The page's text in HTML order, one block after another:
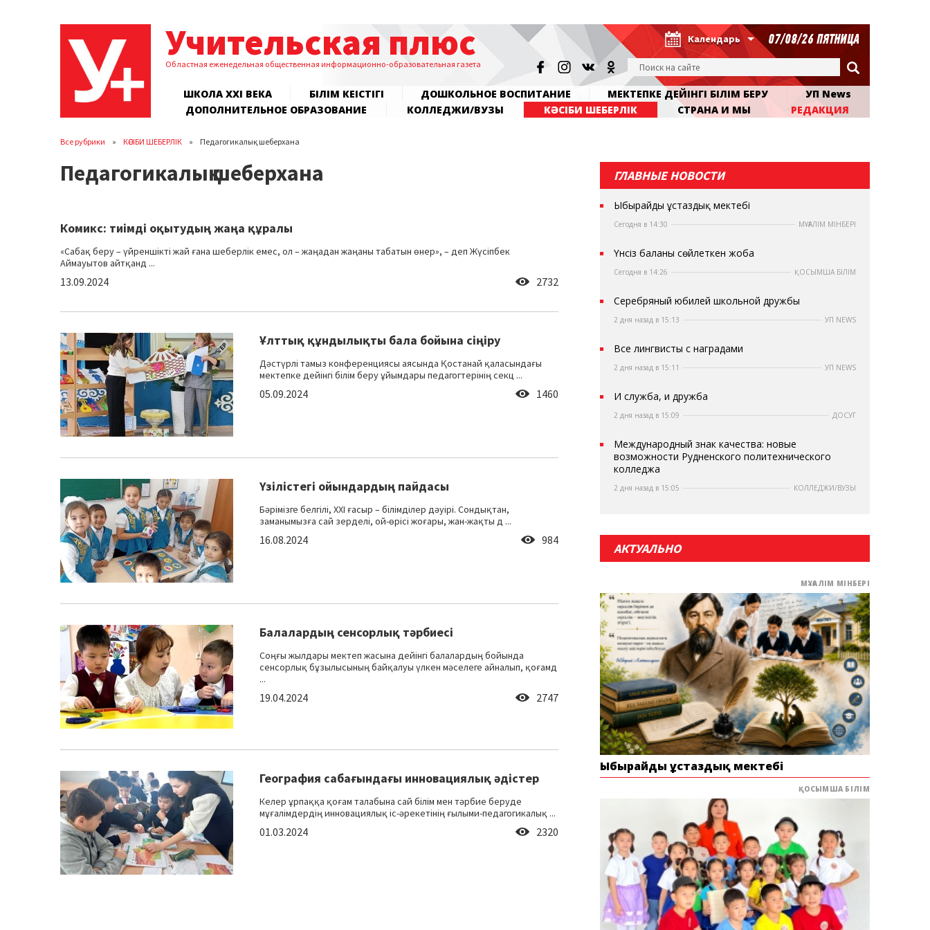
Учительская плюс
Областная еженедельная общественная информационно-образовательная газета
Календарь 07/08/26 ПЯТНИЦА
ШКОЛА XXI ВЕКА БІЛІМ КЕҢІСТІГІ ДОШКОЛЬНОЕ ВОСПИТАНИЕ МЕКТЕПКЕ ДЕЙІНГІ БІЛІМ БЕРУ
УП News
ДОПОЛНИТЕЛЬНОЕ ОБРАЗОВАНИЕ
КОЛЛЕДЖИ/ВУЗЫ КӘСІБИ ШЕБЕРЛІК СТРАНА И МЫ РЕДАКЦИЯ
Все рубрики КӘСІБИ ШЕБЕРЛІК Педагогикалық шеберхана
Педагогикалық шеберхана
Комикс: тиімді оқытудың жаңа құралы
«Сабақ беру – үйреншікті жай ғана шеберлік емес, ол – жаңадан жаңаны табатын өнер», – деп Жүсіпбек
Аймауытов айтқанд ...
13.09.2024 2732
Ұлттық құндылықты бала бойына сіңіру
Дәстүрлі тамыз конференциясы аясында Қостанай қаласындағы
мектепке дейінгі білім беру ұйымдары педагогтерінің секц ...
05.09.2024 1460
Үзілістегі ойындардың пайдасы
Бәрімізге белгілі, ХХІ ғасыр – білімділер дәуірі. Сондықтан,
заманымызға сай зерделі, ой-өрісі жоғары, жан-жақты д ...
16.08.2024 984
Балалардың сенсорлық тәрбиесі
Соңғы жылдары мектеп жасына дейінгі балалардың бойында
сенсорлық бұзылысының байқалуы үлкен мәселеге айналып, қоғамд
...
19.04.2024 2747
География сабағындағы инновациялық әдістер
Келер ұрпаққа қоғам талабына сай білім мен тәрбие беруде
мұғалімдердің инновациялық іс-әрекетінің ғылыми-педагогикалық ...
01.03.2024 2320
ГЛАВНЫЕ НОВОСТИ
Ыбырайдың ұстаздық мектебі
Сегодня в 14:30 МҰҒАЛІМ МІНБЕРІ
Үнсіз баланы сөйлеткен жоба
Сегодня в 14:26 ҚОСЫМША БІЛІМ
Серебряный юбилей школьной дружбы
2 дня назад в 15:13 УП NEWS
Все лингвисты с наградами
2 дня назад в 15:11 УП NEWS
И служба, и дружба
2 дня назад в 15:09 ДОСУГ
Международный знак качества: новые
возможности Рудненского политехнического
колледжа
2 дня назад в 15:05 КОЛЛЕДЖИ/ВУЗЫ
АКТУАЛЬНО
МҰҒАЛІМ МІНБЕРІ
Ыбырайдың ұстаздық мектебі
ҚОСЫМША БІЛІМ